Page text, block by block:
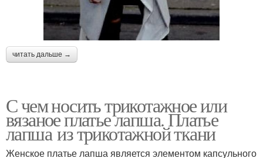
читать дальше →
С чем носить трикотажное или
вязаное платье лапша. Платье
лапша из трикотажной ткани
Женское платье лапша является элементом капсульного